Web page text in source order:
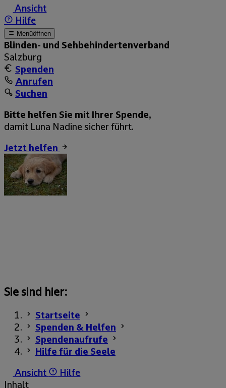
Ansicht
Hilfe
Menüöffnen
Blinden- und Sehbehinderten­­verband
Salzburg
Spenden
Anrufen
Suchen
Bitte helfen Sie mit Ihrer Spende,
damit Luna Nadine sicher führt.
Jetzt helfen
Sie sind hier:
Startseite
Spenden & Helfen
Spendenaufrufe
Hilfe für die Seele
Ansicht
Hilfe
Inhalt